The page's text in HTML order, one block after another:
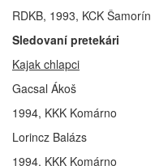
RDKB, 1993, KCK Šamorín
Sledovaní pretekári
Kajak chlapci
Gacsal Ákoš
1994, KKK Komárno
Lorincz Balázs
1994, KKK Komárno